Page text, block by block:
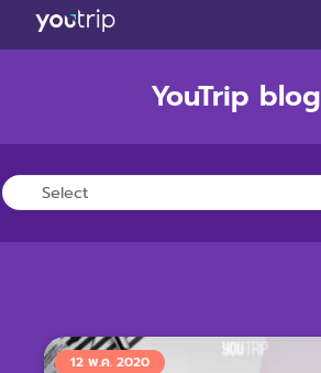
YouTrip blog
12 พ.ค. 2020